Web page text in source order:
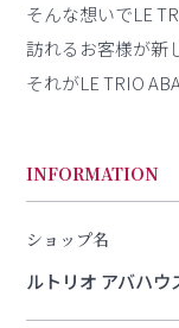
そんな想いでLE
訪れるお客様が新
それがLE TRIO
INFORMATION
ショップ名
ルトリオ アバハウ